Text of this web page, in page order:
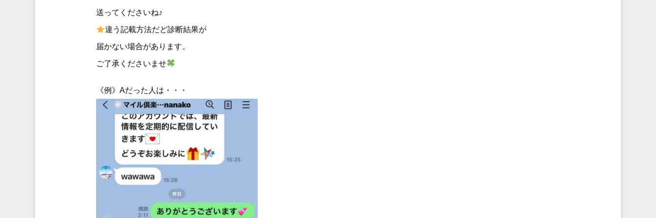
送ってくださいね♪
違う記載方法だど診断結果が
届かない場合があります。
ご了承くださいませ
《例》Aだった人は・・・